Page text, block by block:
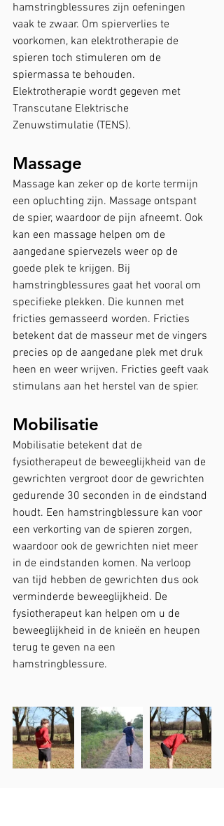
hamstringblessures zijn oefeningen
vaak te zwaar. Om spierverlies te
voorkomen, kan elektrotherapie de
spieren toch stimuleren om de
spiermassa te behouden.
Elektrotherapie wordt gegeven met
Transcutane Elektrische
Zenuwstimulatie (TENS).
Massage
Massage kan zeker op de korte termijn
een opluchting zijn. Massage ontspant
de spier, waardoor de pijn afneemt. Ook
kan een massage helpen om de
aangedane spiervezels weer op de
goede plek te krijgen. Bij
hamstringblessures gaat het vooral om
specifieke plekken. Die kunnen met
fricties gemasseerd worden. Fricties
betekent dat de masseur met de vingers
precies op de aangedane plek met druk
heen en weer wrijven. Fricties geeft vaak
stimulans aan het herstel van de spier.
Mobilisatie
Mobilisatie betekent dat de
fysiotherapeut de beweeglijkheid van de
gewrichten vergroot door de gewrichten
gedurende 30 seconden in de eindstand
houdt. Een hamstringblessure kan voor
een verkorting van de spieren zorgen,
waardoor ook de gewrichten niet meer
in de eindstanden komen. Na verloop
van tijd hebben de gewrichten dus ook
verminderde beweeglijkheid. De
fysiotherapeut kan helpen om u de
beweeglijkheid in de knieën en heupen
terug te geven na een
hamstringblessure.